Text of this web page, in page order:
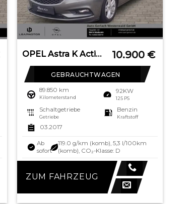
OPEL Astra K Active Start Stop Apple CarPlay Android 10.900 €
GEBRAUCHTWAGEN
89.850 km
Kilometerstand
92KW
125 PS
Schaltgetriebe
Getriebe
Benzin
Kraftstoff
03.2017
Ab
sofort
119.0 g/km (komb), 5,3 l/100km
(komb), CO₂-Klasse: D
ZUM FAHRZEUG